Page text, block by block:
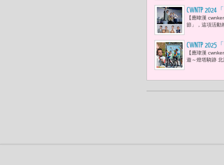
CWNTP
展演
【應暐漢
節」，這項活動
CWNTP
友共賞北
【應瑋漢
遊～燈塔騎跡